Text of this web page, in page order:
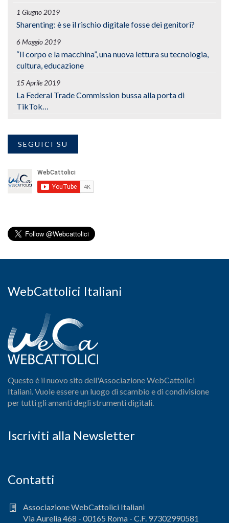
1 Giugno 2019
Sharenting: è se il rischio digitale fosse dei genitori?
6 Maggio 2019
“Il corpo e la macchina”, una nuova lettura su tecnologia,
cultura, educazione
15 Aprile 2019
La Federal Trade Commission bussa alla porta di
TikTok…
SEGUICI SU
WebCattolici Italiani
Questo è il nuovo sito dell'Associazione WebCattolici
Italiani. Vuole essere un luogo di scambio e di condivisione
per tutti gli amanti degli strumenti digitali.
Iscriviti alla Newsletter
Contatti
Associazione WebCattolici Italiani
Via Aurelia 468 - 00165 Roma - C.F. 97302990581